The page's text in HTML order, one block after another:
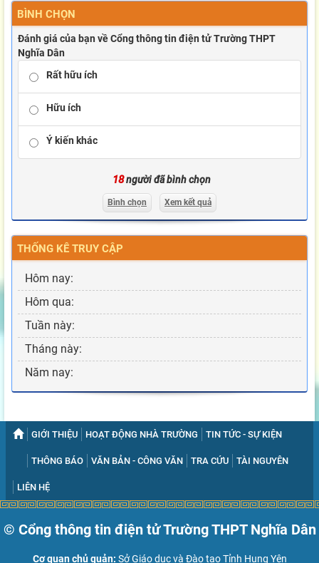
BÌNH CHỌN
Đánh giá của bạn về Cổng thông tin điện tử Trường THPT
Nghĩa Dân
Rất hữu ích
Hữu ích
Ý kiến khác
18người đã bình chọn
Bình chọn Xem kết quả
THỐNG KÊ TRUY CẬP
Hôm nay:
Hôm qua:
Tuần này:
Tháng này:
Năm nay:
GIỚI THIỆU HOẠT ĐỘNG NHÀ TRƯỜNG TIN TỨC - SỰ KIỆN
THÔNG BÁO VĂN BẢN - CÔNG VĂN TRA CỨU TÀI NGUYÊN
LIÊN HỆ
© Cổng thông tin điện tử Trường THPT Nghĩa Dân
Cơ quan chủ quản: Sở Giáo dục và Đào tạo Tỉnh Hung Yên